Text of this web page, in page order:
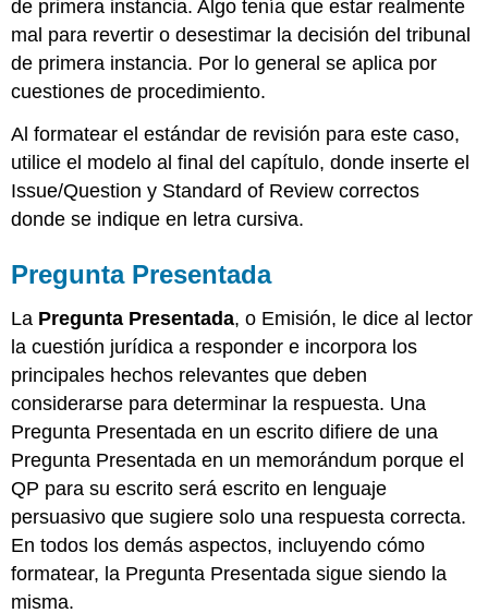
de primera instancia. Algo tenía que estar realmente
mal para revertir o desestimar la decisión del tribunal
de primera instancia. Por lo general se aplica por
cuestiones de procedimiento.
Al formatear el estándar de revisión para este caso,
utilice el modelo al final del capítulo, donde inserte el
Issue/Question y Standard of Review correctos
donde se indique en letra cursiva.
Pregunta Presentada
La Pregunta Presentada, o Emisión, le dice al lector
la cuestión jurídica a responder e incorpora los
principales hechos relevantes que deben
considerarse para determinar la respuesta. Una
Pregunta Presentada en un escrito difiere de una
Pregunta Presentada en un memorándum porque el
QP para su escrito será escrito en lenguaje
persuasivo que sugiere solo una respuesta correcta.
En todos los demás aspectos, incluyendo cómo
formatear, la Pregunta Presentada sigue siendo la
misma.